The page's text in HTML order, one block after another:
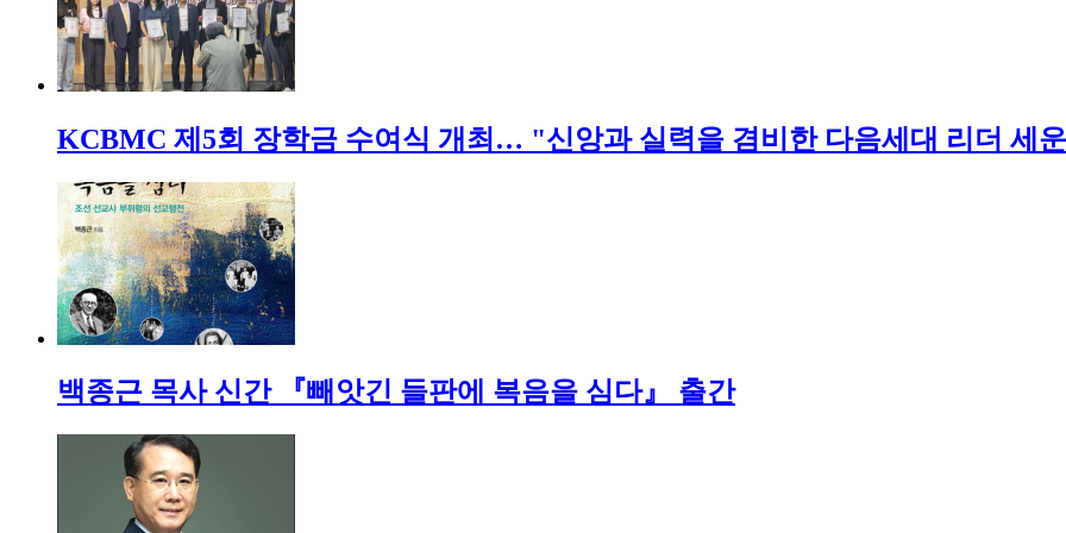
KCBMC 제5회 장학금 수여식 개최… "신앙과 실력을 겸비한 다음세대 리더 세
백종근 목사 신간 『빼앗긴 들판에 복음을 심다』 출간